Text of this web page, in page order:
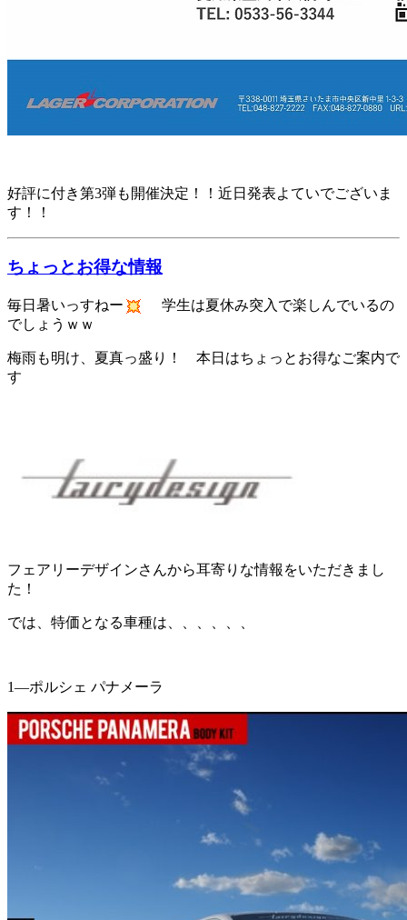
好評に付き第3弾も開催決定！！近日発表よていでございま
す！！
ちょっとお得な情報
毎日暑いっすねー
学生は夏休み突入で楽しんでいるの
でしょうｗｗ
梅雨も明け、夏真っ盛り！ 本日はちょっとお得なご案内で
す
フェアリーデザインさんから耳寄りな情報をいただきまし
た！
では、特価となる車種は、、、、、、
1—ポルシェ パナメーラ